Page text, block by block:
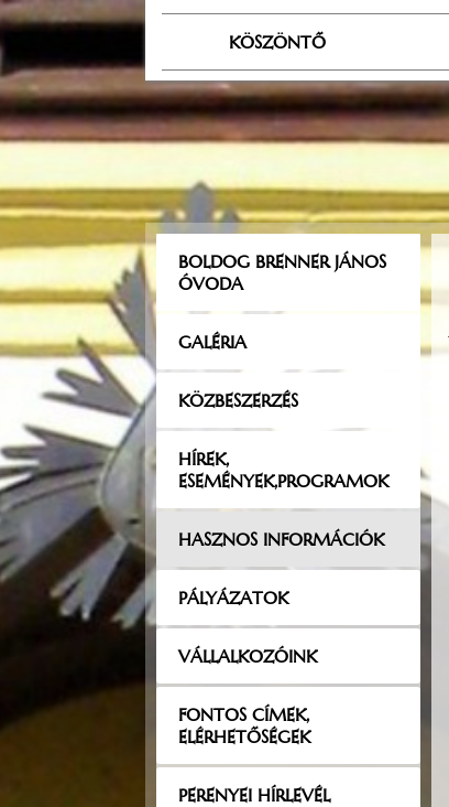
KÖSZÖNTŐ
BOLDOG BRENNER JÁNOS
ÓVODA
GALÉRIA
KÖZBESZERZÉS
HÍREK,
ESEMÉNYEK,PROGRAMOK
HASZNOS INFORMÁCIÓK
PÁLYÁZATOK
VÁLLALKOZÓINK
FONTOS CÍMEK,
ELÉRHETŐSÉGEK
PERENYEI HÍRLEVÉL